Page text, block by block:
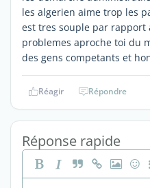
les algerien aime trop les
est tres souple par rapport
problemes aproche toi du
des gens competants et
Réagir Répondre
Réponse rapide